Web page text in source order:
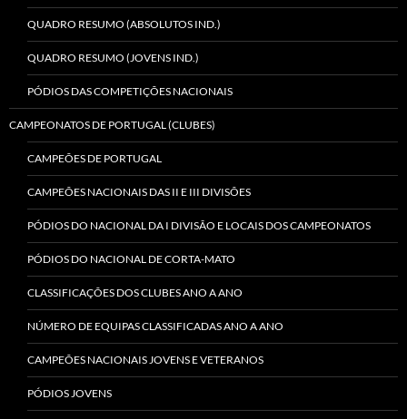
QUADRO RESUMO (ABSOLUTOS IND.)
QUADRO RESUMO (JOVENS IND.)
PÓDIOS DAS COMPETIÇÕES NACIONAIS
CAMPEONATOS DE PORTUGAL (CLUBES)
CAMPEÕES DE PORTUGAL
CAMPEÕES NACIONAIS DAS II E III DIVISÕES
PÓDIOS DO NACIONAL DA I DIVISÃO E LOCAIS DOS CAMPEONATOS
PÓDIOS DO NACIONAL DE CORTA-MATO
CLASSIFICAÇÕES DOS CLUBES ANO A ANO
NÚMERO DE EQUIPAS CLASSIFICADAS ANO A ANO
CAMPEÕES NACIONAIS JOVENS E VETERANOS
PÓDIOS JOVENS